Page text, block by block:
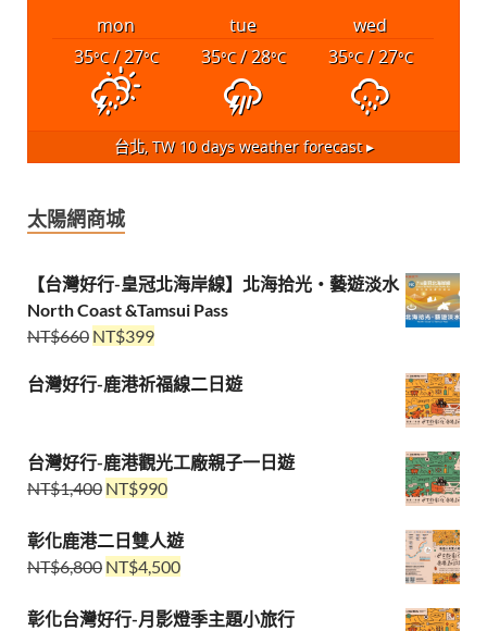
mon tue
wed
35°C/ 27°C 35°C/ 28°C 35°C/ 27°C
台北, TW10 days weather forecast ▸
太陽網商城
【台灣好行-皇冠北海岸線】北海拾光・藝遊淡水
North Coast &Tamsui Pass
NT$660 NT$399
台灣好行-鹿港祈福線二日遊
台灣好行-鹿港觀光工廠親子一日遊
NT$1,400 NT$990
彰化鹿港二日雙人遊
NT$6,800 NT$4,500
彰化台灣好行-月影燈季主題小旅行